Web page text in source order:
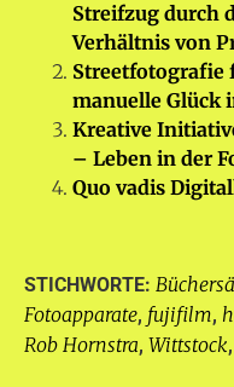
Streifzug durch
Verhältnis von
Streetfotografie
manuelle Glück
Kreative
– Leben in der
Quo vadis
STICHWORTE:
Fotoapparate, fujifilm,
Rob Hornstra, Wittstock,